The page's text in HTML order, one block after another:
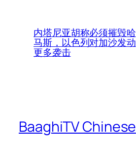
内塔尼亚胡称必须摧毁哈
马斯，以色列对加沙发动
更多袭击
BaaghiTV Chinese